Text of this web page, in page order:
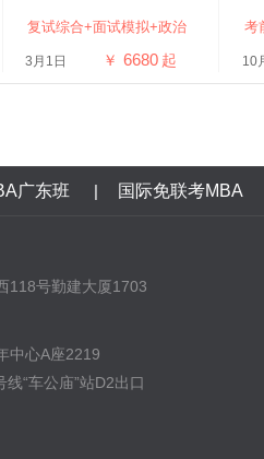
复试综合+面试模拟+政治
3月1日 ￥ 6680 起
考
10
广东班 | 国际免联考MBA
118号勤建大厦1703
中心A座2219
“车公庙”站D2出口